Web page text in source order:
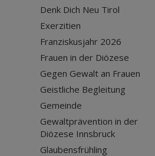
Denk Dich Neu Tirol
Exerzitien
Franziskusjahr 2026
Frauen in der Diözese
Gegen Gewalt an Frauen
Geistliche Begleitung
Gemeinde
Gewaltprävention in der
Diözese Innsbruck
Glaubensfrühling